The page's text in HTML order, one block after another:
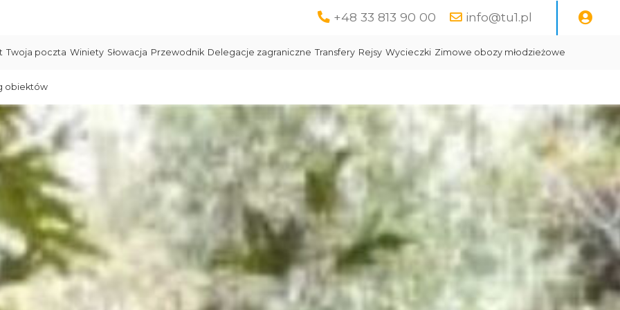
+48 33 813 90 00 info@tu1.pl
Twoja poczta Winiety Słowacja Przewodnik Delegacje zagraniczne Transfery Rejsy Wycieczki Zimowe obozy młodzieżowe
obiektów